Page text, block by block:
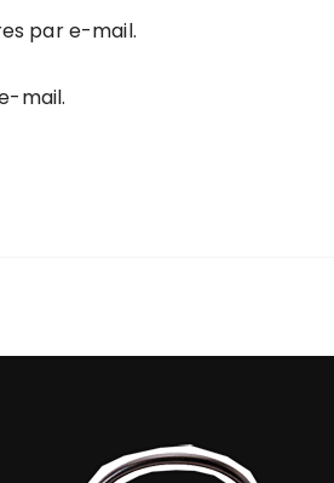
par e-mail.
mail.